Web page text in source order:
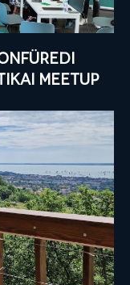
meetup